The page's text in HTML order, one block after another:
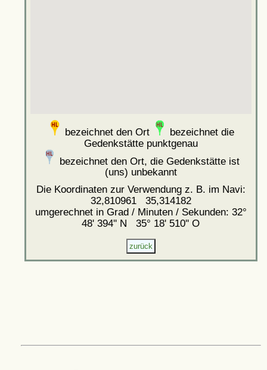
bezeichnet den Ort
bezeichnet die
Gedenkstätte punktgenau
bezeichnet den Ort, die Gedenkstätte ist
(uns) unbekannt
Die Koordinaten zur Verwendung z. B. im Navi:
32,810961 35,314182
umgerechnet in Grad / Minuten / Sekunden: 32°
48' 394'' N 35° 18' 510'' O